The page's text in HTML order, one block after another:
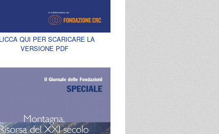
QUI PER SCARICARE LA
VERSIONE PDF